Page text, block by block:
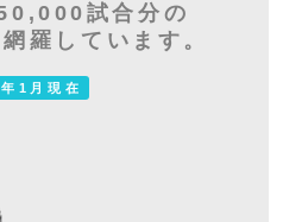
試合分の
羅しています。
1月現在